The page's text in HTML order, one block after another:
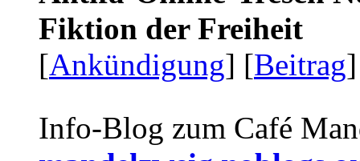
Fiktion der Freiheit
[Ankündigung] [Beitrag
Info-Blog zum Café